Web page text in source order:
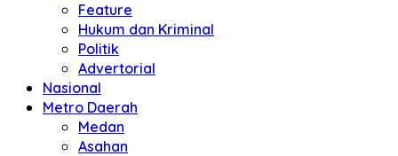
Feature
Hukum dan Kriminal
Politik
Advertorial
Nasional
Metro Daerah
Medan
Asahan